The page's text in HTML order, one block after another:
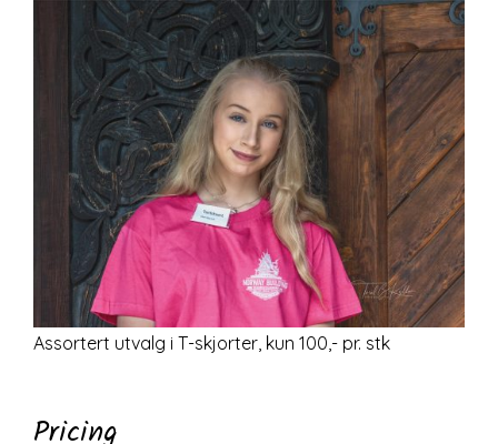
Assortert utvalg i T-skjorter, kun 100,- pr. stk
Pricing